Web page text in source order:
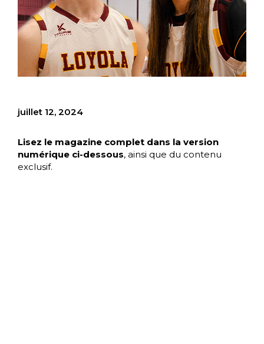
juillet 12, 2024
Lisez le magazine complet dans la version
numérique ci-dessous, ainsi que du contenu
exclusif.